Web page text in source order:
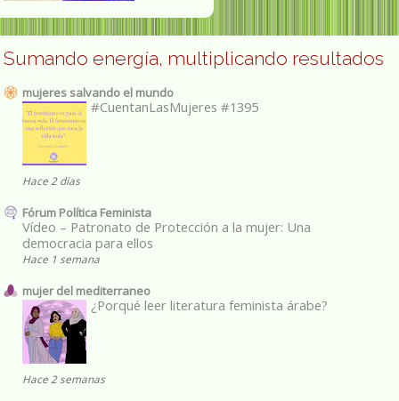
Sumando energía, multiplicando resultados
mujeres salvando el mundo
#CuentanLasMujeres #1395
Hace 2 días
Fórum Política Feminista
Vídeo – Patronato de Protección a la mujer: Una
democracia para ellos
Hace 1 semana
mujer del mediterraneo
¿Porqué leer literatura feminista árabe?
Hace 2 semanas